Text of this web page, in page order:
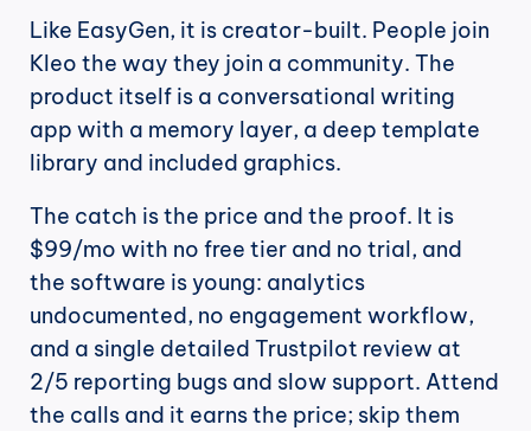
Like EasyGen, it is creator-built. People join
Kleo the way they join a community. The
product itself is a conversational writing
app with a memory layer, a deep template
library and included graphics.
The catch is the price and the proof. It is
$99/mo with no free tier and no trial, and
the software is young: analytics
undocumented, no engagement workflow,
and a single detailed Trustpilot review at
2/5 reporting bugs and slow support. Attend
the calls and it earns the price; skip them